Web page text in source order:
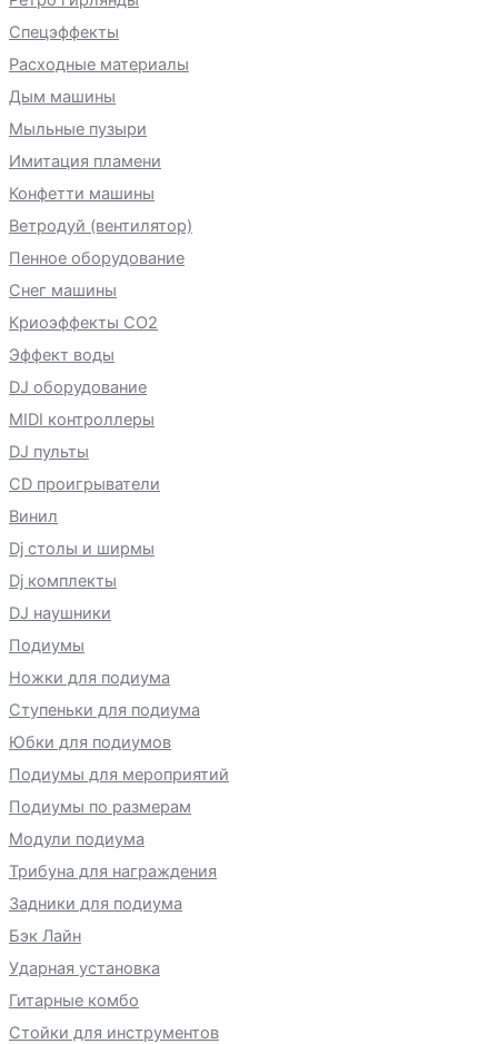
Спецэффекты
Расходные материалы
Дым машины
Мыльные пузыри
Имитация пламени
Конфетти машины
Ветродуй (вентилятор)
Пенное оборудование
Снег машины
Криоэффекты CO2
Эффект воды
DJ оборудование
MIDI контроллеры
DJ пульты
CD проигрыватели
Винил
Dj столы и ширмы
Dj комплекты
DJ наушники
Подиумы
Ножки для подиума
Ступеньки для подиума
Юбки для подиумов
Подиумы для мероприятий
Подиумы по размерам
Модули подиума
Трибуна для награждения
Задники для подиума
Бэк Лайн
Ударная установка
Гитарные комбо
Стойки для инструментов